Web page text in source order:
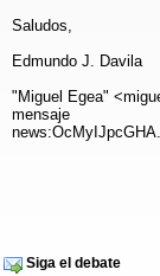
Saludos,
Edmundo J. Davila
"Miguel Egea"
mensaje
Siga el debate